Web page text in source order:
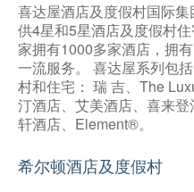
喜达屋酒店及度假村国际
供4星和5星酒店及度假村
家拥有1000多家酒店，拥
一流服务。 喜达屋系列包
村和住宅： 瑞 吉、The
汀酒店、艾美酒店、喜来
轩酒店、Element®。
希尔顿酒店及度假村